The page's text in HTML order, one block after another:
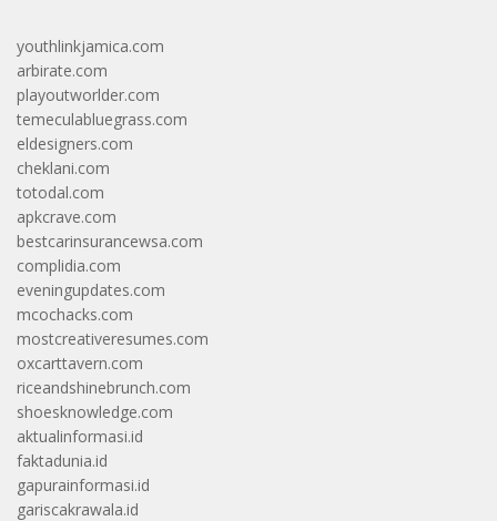
youthlinkjamica.com
arbirate.com
playoutworlder.com
temeculabluegrass.com
eldesigners.com
cheklani.com
totodal.com
apkcrave.com
bestcarinsurancewsa.com
complidia.com
eveningupdates.com
mcochacks.com
mostcreativeresumes.com
oxcarttavern.com
riceandshinebrunch.com
shoesknowledge.com
aktualinformasi.id
faktadunia.id
gapurainformasi.id
gariscakrawala.id